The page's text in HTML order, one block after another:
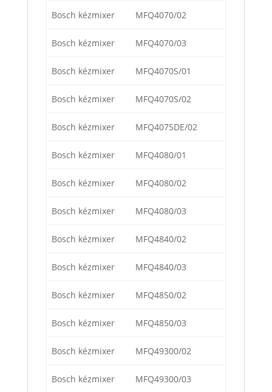
Bosch kézmixer MFQ4070/02
Bosch kézmixer MFQ4070/03
Bosch kézmixer MFQ4070S/01
Bosch kézmixer MFQ4070S/02
Bosch kézmixer MFQ4075DE/02
Bosch kézmixer MFQ4080/01
Bosch kézmixer MFQ4080/02
Bosch kézmixer MFQ4080/03
Bosch kézmixer MFQ4840/02
Bosch kézmixer MFQ4840/03
Bosch kézmixer MFQ4850/02
Bosch kézmixer MFQ4850/03
Bosch kézmixer MFQ49300/02
Bosch kézmixer MFQ49300/03